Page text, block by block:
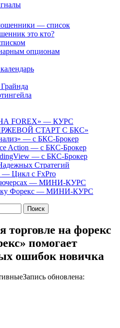
— список
это кто?
опционам
FOREX» — КУРС
СТАРТ С БКС»
— с БКС-Брокер
Action — с БКС-Брокер
— с БКС-Брокер
Стратегий
— Цикл с FxPro
— МИНИ-КУРС
Форекс — МИНИ-КУРС
торговле на форекс
помогает
ошибок новичка
Запись обновлена: